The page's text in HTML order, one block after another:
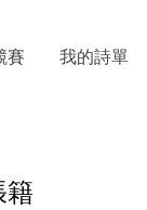
賽 我的詩單
籍